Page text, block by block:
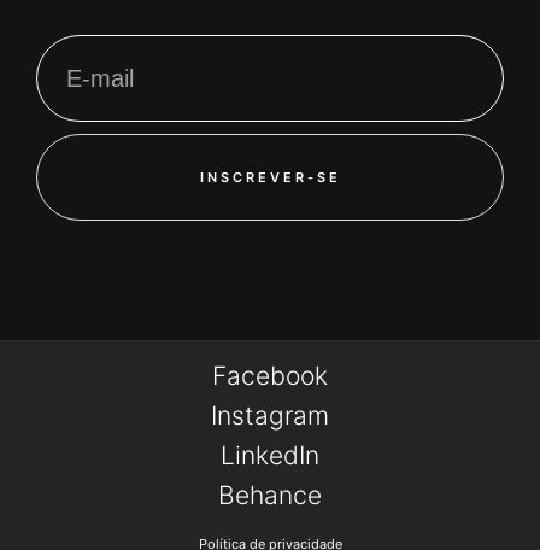
INSCREVER-SE
Facebook
Instagram
LinkedIn
Behance
Política de privacidade